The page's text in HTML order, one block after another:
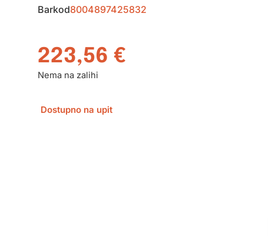
Barkod8004897425832
223,56 €
Nema na zalihi
Dostupno na upit